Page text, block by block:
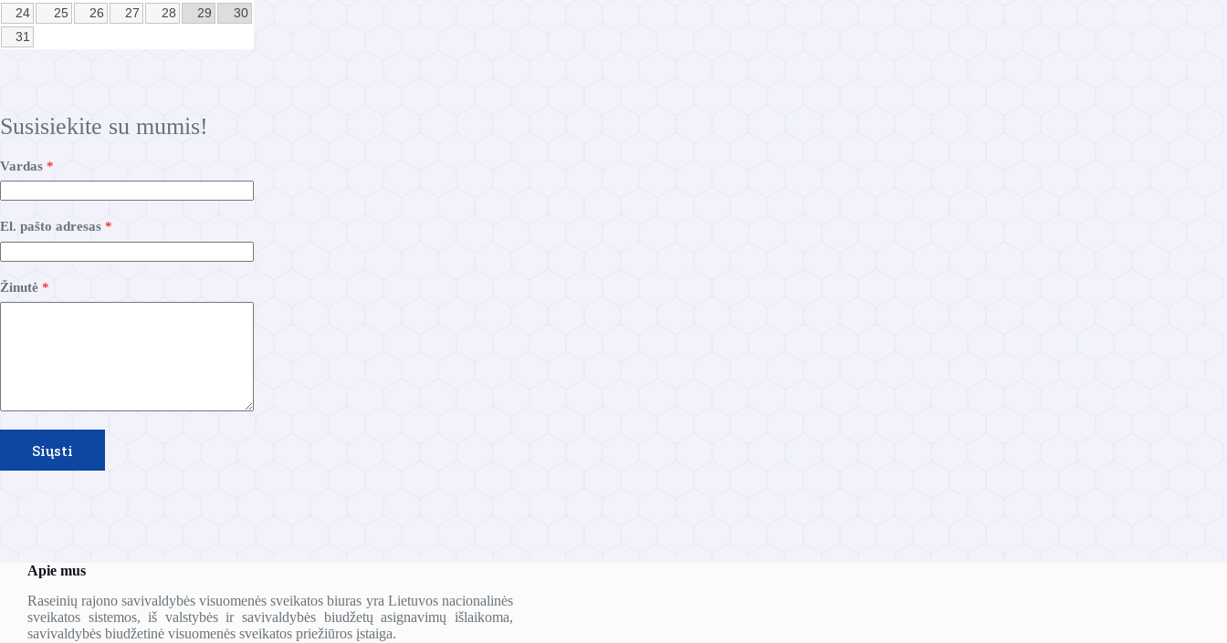
24
25 26 27 28 29
30
31
Susisiekite su mumis!
a
t
o
Ž
n
u
t
Vardas *
El. pašto adresas *
Žinutė *
Siųsti
Apie mus
Raseinių rajono savivaldybės visuomenės sveikatos biuras yra Lietuvos nacionalinės
sveikatos sistemos, iš valstybės ir savivaldybės biudžetų asignavimų išlaikoma,
savivaldybės biudžetinė visuomenės sveikatos priežiūros įstaiga.